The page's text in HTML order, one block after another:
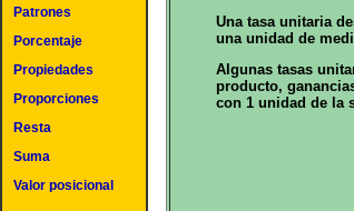
Patrones
Porcentaje
Propiedades
Proporciones
Resta
Suma
Valor posicional
Una tasa unitaria
una unidad de
Algunas tasas
producto,
con 1 unidad de la